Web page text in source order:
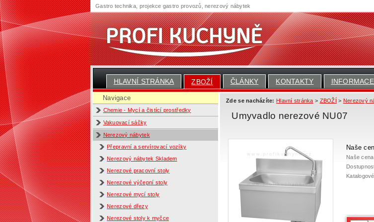
HLAVNÍ STRÁNKA ZBOŽÍ ČLÁNKY KONTAKTY
Navigace
Chemie - Mycí a čistící prostředky
Vakuovací sáčky
Nerezový nábytek
Přepravní a servírovací vozíky
Nerezový nábytek Skladem
Nerezové pracovní stoly
Nerezové výčepní stoly
Nerezové mycí stoly
Nerezové dřezy
Nerezové stoly k myčce
Zde se nacházíte: Hlavní stránka > ZBOŽÍ > Nerezový
Umyvadlo nerezové NU07
Naše
Naše
Gastro technika, projekce gastro provozů, nerezový nábytek